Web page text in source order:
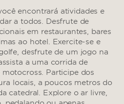
encontrará atividades e
a todos. Desfrute de
em restaurantes, bares
ao hotel. Exercite-se e
desfrute de um jogo na
a uma corrida de
Participe dos
locais, a poucos metros do
catedral. Explore o ar livre,